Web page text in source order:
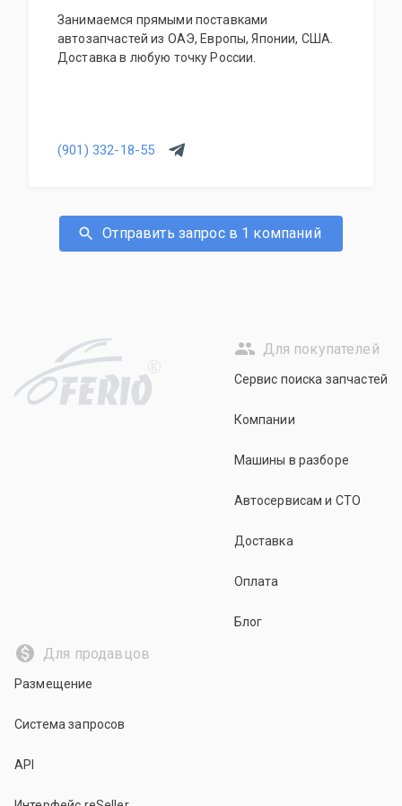
Занимаемся прямыми поставками
автозапчастей из ОАЭ, Европы, Японии, США.
Доставка в любую точку России.
(901) 332-18-55
Отправить запрос в 1 компаний
R
Для покупателей
Сервис поиска запчастей
Компании
Машины в разборе
Автосервисам и СТО
Доставка
Оплата
Блог
Для продавцов
Размещение
Система запросов
API